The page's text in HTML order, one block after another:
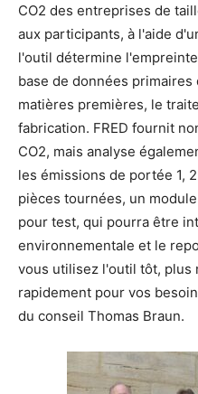
CO2 des entreprises de
aux participants, à l'aide
l'outil détermine
base de données
matières premières, le
fabrication. FRED fournit
CO2, mais analyse
les émissions de portée 1,
pièces tournées, un
pour test, qui pourra être
environnementale et le
vous utilisez l'outil tôt,
rapidement pour vos
du conseil Thomas Braun.